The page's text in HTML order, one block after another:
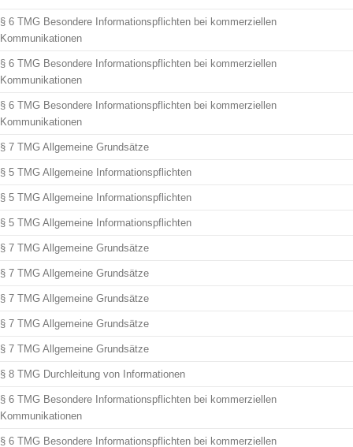
§ 6 TMG Besondere Informationspflichten bei kommerziellen
Kommunikationen
§ 6 TMG Besondere Informationspflichten bei kommerziellen
Kommunikationen
§ 6 TMG Besondere Informationspflichten bei kommerziellen
Kommunikationen
§ 7 TMG Allgemeine Grundsätze
§ 5 TMG Allgemeine Informationspflichten
§ 5 TMG Allgemeine Informationspflichten
§ 5 TMG Allgemeine Informationspflichten
§ 7 TMG Allgemeine Grundsätze
§ 7 TMG Allgemeine Grundsätze
§ 7 TMG Allgemeine Grundsätze
§ 7 TMG Allgemeine Grundsätze
§ 7 TMG Allgemeine Grundsätze
§ 8 TMG Durchleitung von Informationen
§ 6 TMG Besondere Informationspflichten bei kommerziellen
Kommunikationen
§ 6 TMG Besondere Informationspflichten bei kommerziellen